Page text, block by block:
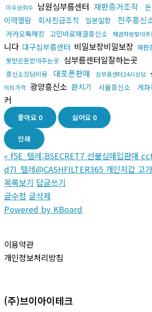
미수금회수 남원심부름센터 재판증거조작
이력열람
회사진급조작 일본밀항 전주흥신
카카오톡해킹 고민바로해결흥신소 채권차량찾아주
니다 대구심부름센터 비밀보장비밀보장 재판
못받은돈받아주는곳 심부름센터일잘하는곳
흥신소상담비용 대포폰판매 심부름센터24시상담
의뢰가격 광양흥신소 환치기 서울흥신소 계좌
커
좋아요 0 싫어요 0
인쇄
« f5E_텔레:BSECRET7 선불심매입판매
d7I_텔레@CASHFILTER365 개인지갑 고
목록보기 답글쓰기
글수정 글삭제
Powered by KBoard
이용약관
개인정보처리방침
(주)브이아이테크